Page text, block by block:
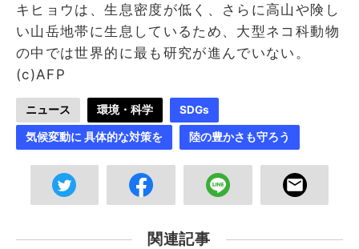
キヒョウは、生息密度が低く、さらに高山や険し
い山岳地帯に生息しているため、大型ネコ科動物
の中では世界的に最も研究が進んでいない。
(c)AFP
ニュース 環境・科学 SDGs
気候変動に 具体的な対策を 陸の豊かさも守ろう
関連記事